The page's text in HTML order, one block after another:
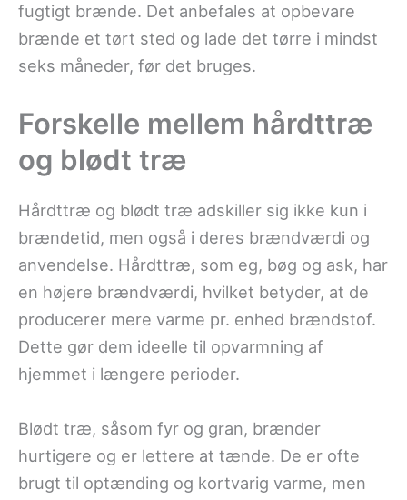
fugtigt brænde. Det anbefales at opbevare
brænde et tørt sted og lade det tørre i mindst
seks måneder, før det bruges.
Forskelle mellem hårdttræ
og blødt træ
Hårdttræ og blødt træ adskiller sig ikke kun i
brændetid, men også i deres brændværdi og
anvendelse. Hårdttræ, som eg, bøg og ask, har
en højere brændværdi, hvilket betyder, at de
producerer mere varme pr. enhed brændstof.
Dette gør dem ideelle til opvarmning af
hjemmet i længere perioder.
Blødt træ, såsom fyr og gran, brænder
hurtigere og er lettere at tænde. De er ofte
brugt til optænding og kortvarig varme, men